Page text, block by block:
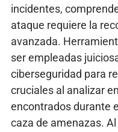
incidentes,
ataque requiere la
avanzada.
ser empleadas
ciberseguridad para
cruciales al analizar
encontrados durante
caza de amenazas.